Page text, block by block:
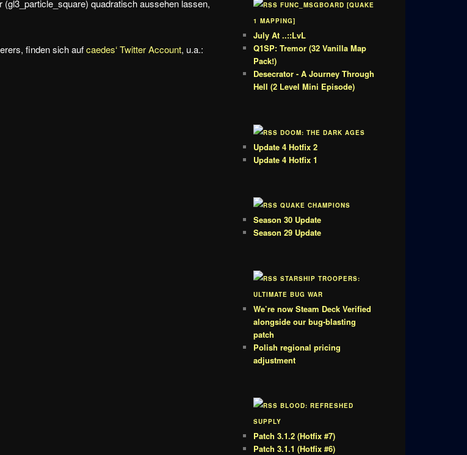
quadratisch aussehen lassen,
finden sich aufcaedes‘ Twitter Account, u.a.:
FUNC_MSGBOARD [QUAKE
1 MAPPING]
July At ..::LvL
Q1SP: Tremor (32 Vanilla Map
Pack!)
Desecrator - A Journey Through
Hell (2 Level Mini Episode)
DOOM: THE DARK AGES
Update 4 Hotfix 2
Update 4 Hotfix 1
QUAKE CHAMPIONS
Season 30 Update
Season 29 Update
STARSHIP TROOPERS:
ULTIMATE BUG WAR
We’re now Steam Deck Verified
alongside our bug-blasting
patch
Polish regional pricing
adjustment
BLOOD: REFRESHED
SUPPLY
Patch 3.1.2 (Hotfix #7)
Patch 3.1.1 (Hotfix #6)